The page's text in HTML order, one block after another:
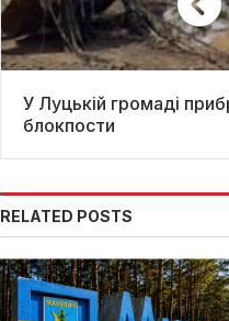
У Луцькій громаді
блокпости
RELATED POSTS